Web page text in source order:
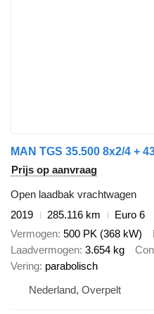
Prijs op aanvraag
Open laadbak vrachtwagen
2019
285.116 km
Euro 6
Vermogen 500 PK (368 kW)
Laadvermogen 3.654 kg
Vering parabolisch
Nederland, Overpelt